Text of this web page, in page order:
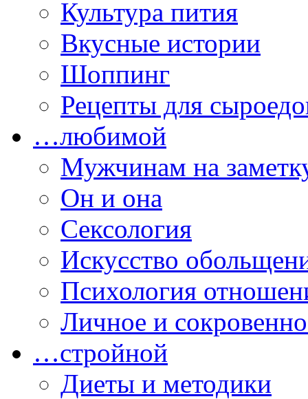
Культура пития
Вкусные истории
Шоппинг
Рецепты для
…любимой
Мужчинам на
Он и она
Сексология
Искусство
Психология
Личное и
…стройной
Диеты и методики